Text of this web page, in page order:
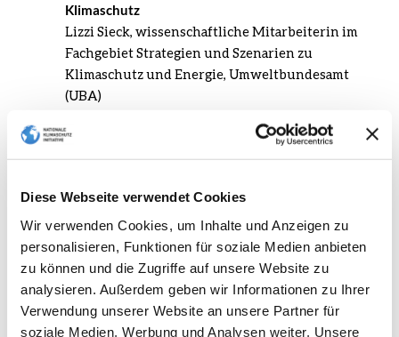
Diese Webseite verwendet Cookies
Wir verwenden Cookies, um Inhalte und Anzeigen zu
personalisieren, Funktionen für soziale Medien anbieten
zu können und die Zugriffe auf unsere Website zu
analysieren. Außerdem geben wir Informationen zu Ihrer
Verwendung unserer Website an unsere Partner für
soziale Medien, Werbung und Analysen weiter. Unsere
Klimaschutz
Lizzi Sieck, wissenschaftliche Mitarbeiterin im
Fachgebiet Strategien und Szenarien zu
Klimaschutz und Energie, Umweltbundesamt
(UBA)
Praxisbeispiel:
Franziska Breyer, „Freiburg auf dem Weg zur
Stadt Freiburg
Los geht’s: Tipps und Förderangebote der
Kommunalrichtlinie
Sophie Werdin, SK:KK
Fragerunde(n)
Virtuelle Stehtische mit den Referent*innen von